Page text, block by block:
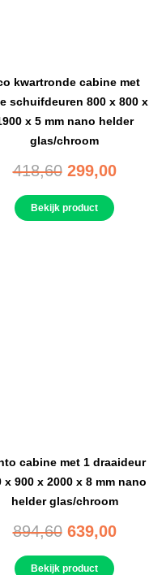
kwartronde cabine met
schuifdeuren 800 x 800 x
x 5 mm nano helder
glas/chroom
418,60 299,00
Bekijk product
cabine met 1 draaideur
x 900 x 2000 x 8 mm nano
helder glas/chroom
894,60 639,00
Bekijk product